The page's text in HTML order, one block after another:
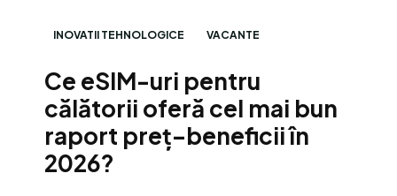
INOVATII TEHNOLOGICE VACANTE
Ce eSIM-uri pentru
călătorii oferă cel mai bun
raport preț–beneficii în
2026?